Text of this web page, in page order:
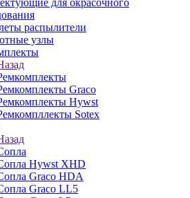
для окрасочного
распылители
узлы
Graco
Hywst
Sotex
Hywst XHD
Graco HDA
Graco LL5